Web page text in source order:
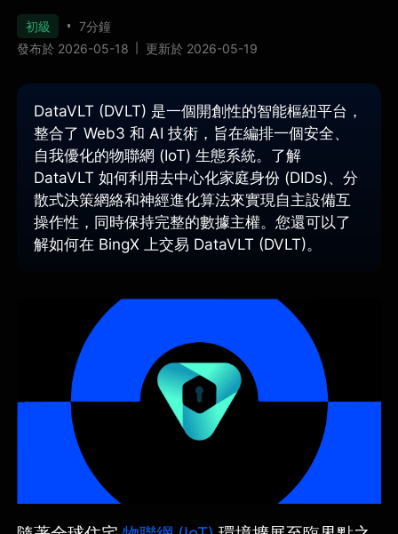
初級
7分鐘
發布於 2026-05-18
更新於 2026-05-19
DataVLT (DVLT) 是一個開創性的智能樞紐平台，
整合了 Web3 和 AI 技術，旨在編排一個安全、
自我優化的物聯網 (IoT) 生態系統。了解
DataVLT 如何利用去中心化家庭身份 (DIDs)、分
散式決策網絡和神經進化算法來實現自主設備互
操作性，同時保持完整的數據主權。您還可以了
解如何在 BingX 上交易 DataVLT (DVLT)。